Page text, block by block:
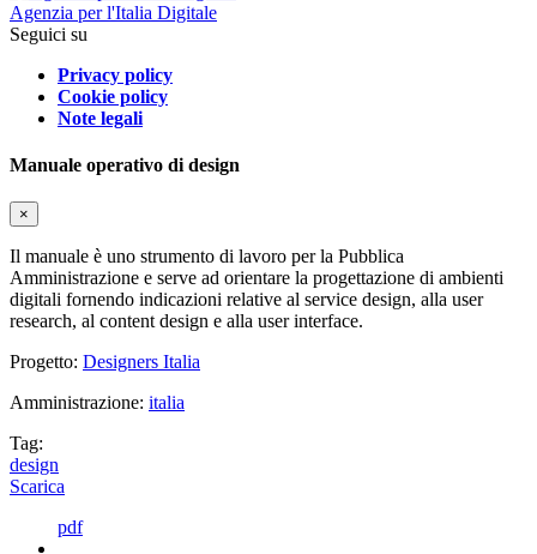
Agenzia per l'Italia Digitale
Seguici su
Privacy policy
Cookie policy
Note legali
Manuale operativo di design
×
Il manuale è uno strumento di lavoro per la Pubblica
Amministrazione e serve ad orientare la progettazione di ambienti
digitali fornendo indicazioni relative al service design, alla user
research, al content design e alla user interface.
Progetto: Designers Italia
Amministrazione: italia
Tag:
design
Scarica
pdf